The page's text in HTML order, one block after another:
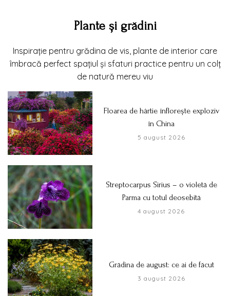
Plante și grădini
Inspirație pentru grădina de vis, plante de interior care
îmbracă perfect spațiul și sfaturi practice pentru un colț
de natură mereu viu
Floarea de hârtie înflorește exploziv
în China
5 august 2026
Streptocarpus Sirius – o violetă de
Parma cu totul deosebită
4 august 2026
Grădina de august: ce ai de făcut
3 august 2026